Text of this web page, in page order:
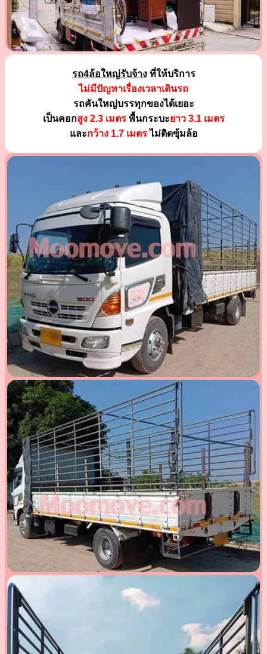
รถ4ล้อใหญ่รับจ้างที่ให้บริการ
ไม่มีปัญหาเรื่องเวลาเดินรถ
รถคันใหญ่บรรทุกของได้เยอะ
เป็นคอกสูง 2.3 เมตรพื้นกระบะยาว 3.1 เมตร
และกว้าง 1.7 เมตรไม่ติดซุ้มล้อ